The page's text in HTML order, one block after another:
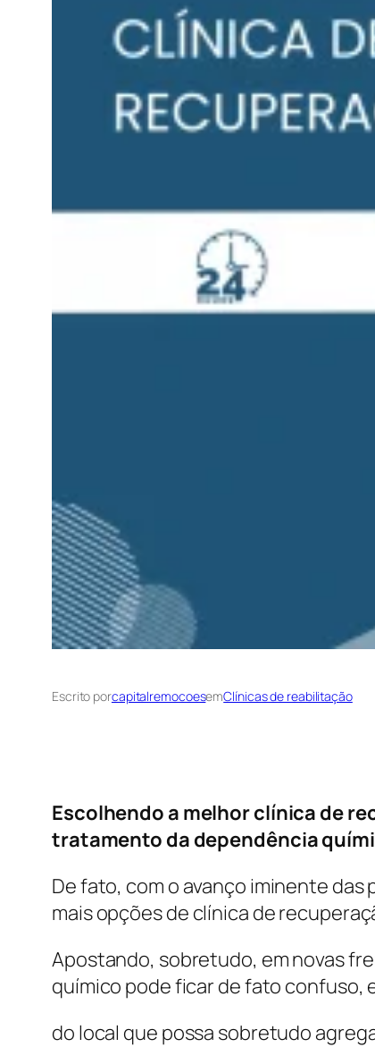
Escrito porcapitalremocoesemClínicas de reabilitação
Escolhendo a melhor clínica de
tratamento da dependência
De fato, com o avanço iminente
mais opções de clínica de
Apostando, sobretudo, em novas
químico pode ficar de fato confuso,
do local que possa sobretudo